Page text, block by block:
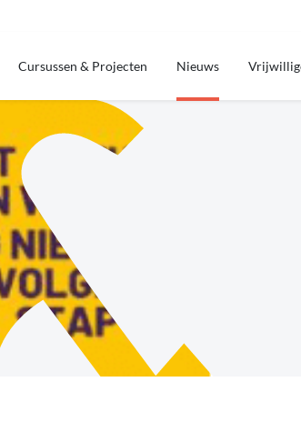
Cursussen & Projecten Nieuws